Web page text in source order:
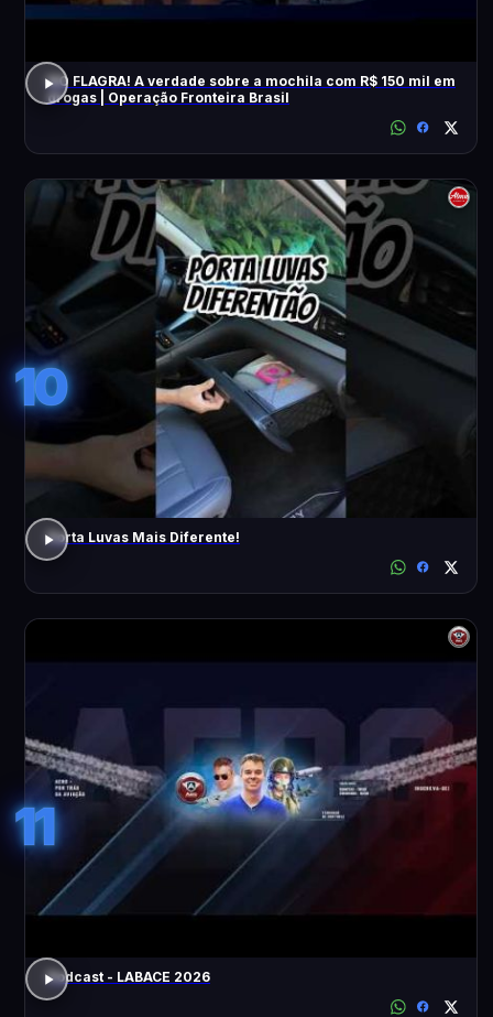
NO FLAGRA! A verdade sobre a mochila com R$ 150 mil em
drogas | Operação Fronteira Brasil
10
Porta Luvas Mais Diferente!
11
Podcast - LABACE 2026